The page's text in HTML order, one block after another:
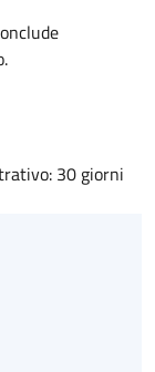
30 giorni